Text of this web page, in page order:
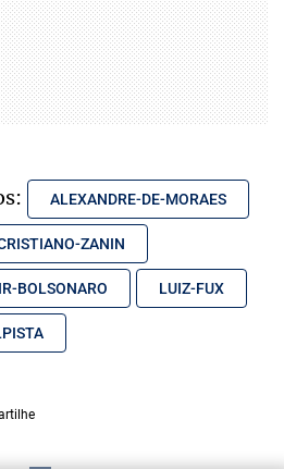
ALEXANDRE-DE-MORAES
ZANIN
BOLSONARO LUIZ-FUX